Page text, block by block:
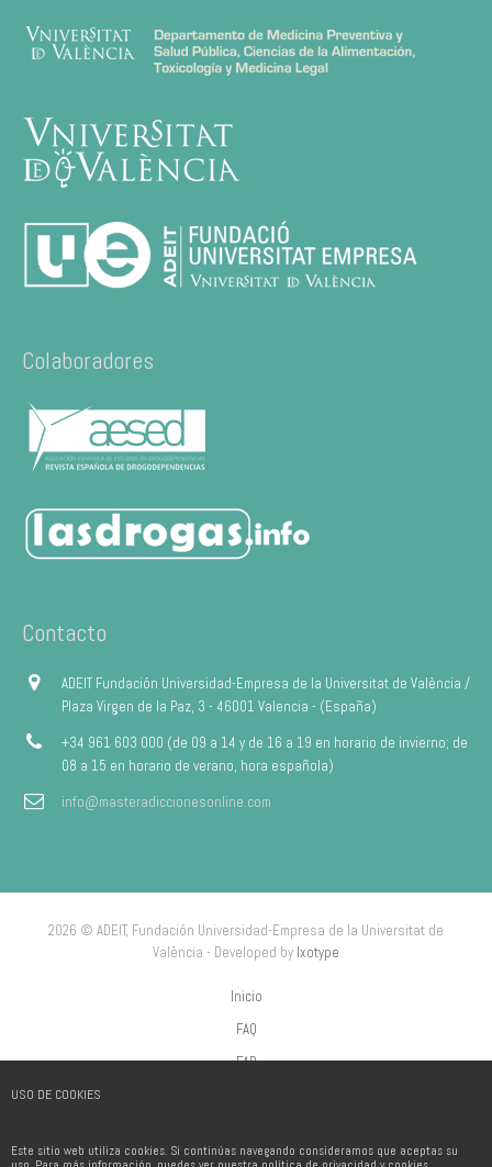
USO DE COOKIES
Este sitio web utiliza cookies. Si continúas navegando consideramos que aceptas su
Colaboradores
Contacto
ADEIT Fundación Universidad-Empresa de la Universitat de València /
Plaza Virgen de la Paz, 3 - 46001 Valencia - (España)
+34 961 603 000 (de 09 a 14 y de 16 a 19 en horario de invierno; de
08 a 15 en horario de verano, hora española)
info@masteradiccionesonline.com
2026 © ADEIT, Fundación Universidad-Empresa de la Universitat de
València - Developed by Ixotype
Inicio
FAQ
FAP
Política de Cookies